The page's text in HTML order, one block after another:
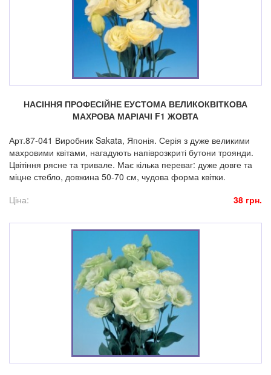
НАСІННЯ ПРОФЕСІЙНЕ ЕУСТОМА ВЕЛИКОКВІТКОВА
МАХРОВА МАРІАЧІ F1 ЖОВТА
Арт.87-041 Виробник Sakata, Японія. Серія з дуже великими
махровими квітами, нагадують напіврозкриті бутони троянди.
Цвітіння рясне та тривале. Має кілька переваг: дуже довге та
міцне стебло, довжина 50-70 см, чудова форма квітки.
Ціна:
38 грн.